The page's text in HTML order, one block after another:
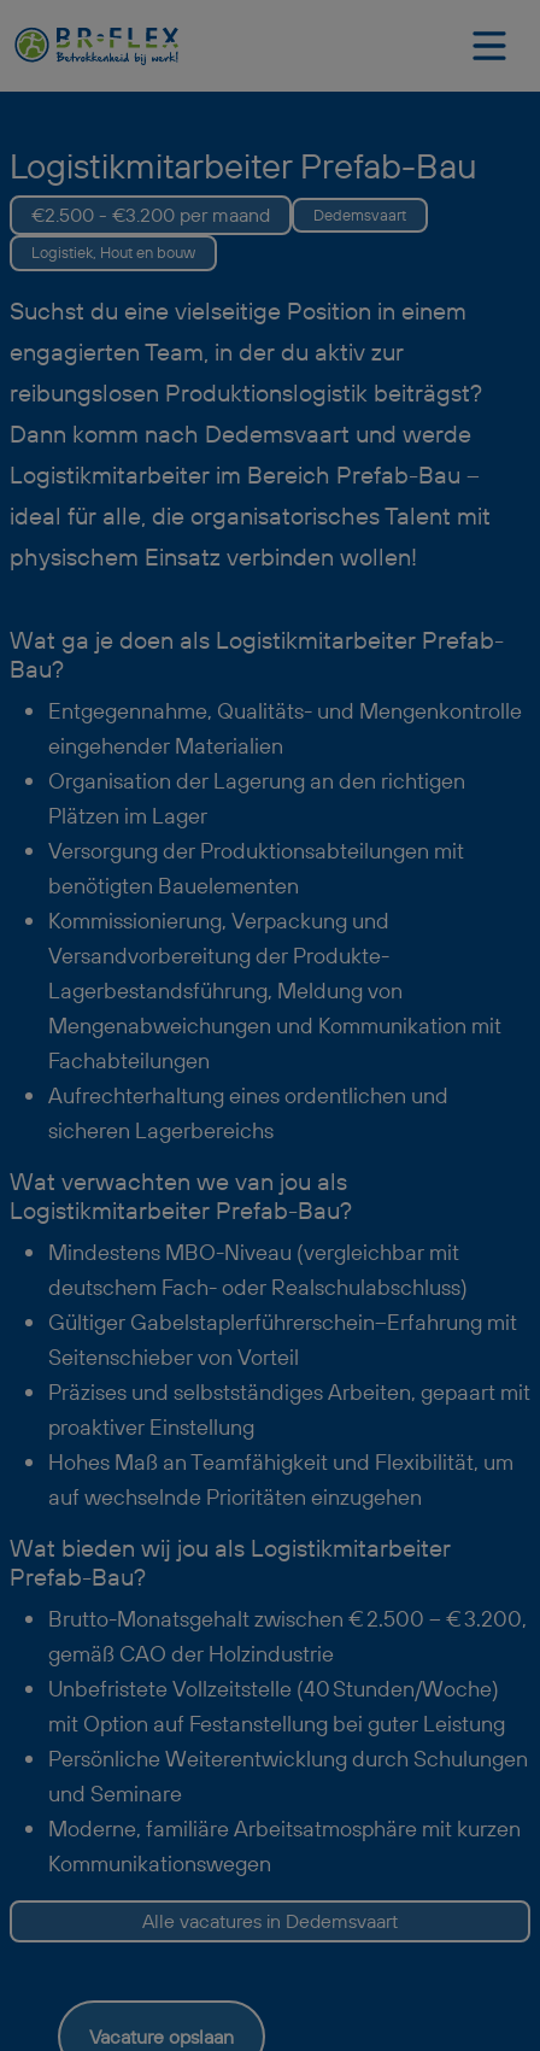
Logistikmitarbeiter Prefab-Bau
€2.500 - €3.200 per maand
Dedemsvaart
Logistiek, Hout en bouw
Suchst du eine vielseitige Position in einem
engagierten Team, in der du aktiv zur
reibungslosen Produktionslogistik beiträgst?
Dann komm nach Dedemsvaart und werde
Logistikmitarbeiter im Bereich Prefab-Bau –
ideal für alle, die organisatorisches Talent mit
physischem Einsatz verbinden wollen!
Wat ga je doen als Logistikmitarbeiter Prefab-
Bau?
Entgegennahme, Qualitäts- und Mengenkontrolle
eingehender Materialien
Organisation der Lagerung an den richtigen
Plätzen im Lager
Versorgung der Produktionsabteilungen mit
benötigten Bauelementen
Kommissionierung, Verpackung und
Versandvorbereitung der Produkte-
Lagerbestandsführung, Meldung von
Mengenabweichungen und Kommunikation mit
Fachabteilungen
Aufrechterhaltung eines ordentlichen und
sicheren Lagerbereichs
Wat verwachten we van jou als
Logistikmitarbeiter Prefab-Bau?
Mindestens MBO-Niveau (vergleichbar mit
deutschem Fach- oder Realschulabschluss)
Gültiger Gabelstaplerführerschein–Erfahrung mit
Seitenschieber von Vorteil
Präzises und selbstständiges Arbeiten, gepaart mit
proaktiver Einstellung
Hohes Maß an Teamfähigkeit und Flexibilität, um
auf wechselnde Prioritäten einzugehen
Wat bieden wij jou als Logistikmitarbeiter
Prefab-Bau?
Brutto-Monatsgehalt zwischen € 2.500 – € 3.200,
gemäß CAO der Holzindustrie
Unbefristete Vollzeitstelle (40 Stunden/Woche)
mit Option auf Festanstellung bei guter Leistung
Persönliche Weiterentwicklung durch Schulungen
und Seminare
Moderne, familiäre Arbeitsatmosphäre mit kurzen
Kommunikationswegen
Alle vacatures in Dedemsvaart
Vacature opslaan